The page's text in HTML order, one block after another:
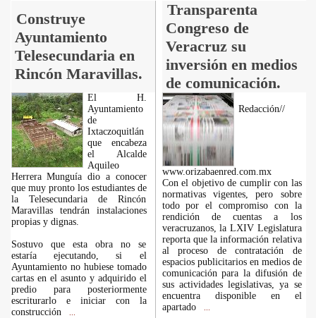
Construye
Ayuntamiento
Telesecundaria en
Rincón Maravillas.
Transparenta
Congreso de
Veracruz su
inversión en medios
de comunicación.
El H.
Ayuntamiento
de
Ixtaczoquitlán
que encabeza
el Alcalde
Aquileo
Herrera Munguía dio a conocer
que muy pronto los estudiantes de
la Telesecundaria de Rincón
Maravillas tendrán instalaciones
propias y dignas.
Sostuvo que esta obra no se
estaría ejecutando, si el
Ayuntamiento no hubiese tomado
cartas en el asunto y adquirido el
predio para posteriormente
escriturarlo e iniciar con la
construcción
Redacción//
www.orizabaenred.com.mx
Con el objetivo de cumplir con las
normativas vigentes, pero sobre
todo por el compromiso con la
rendición de cuentas a los
veracruzanos, la LXIV Legislatura
reporta que la información relativa
al proceso de contratación de
espacios publicitarios en medios de
comunicación para la difusión de
sus actividades legislativas, ya se
encuentra disponible en el
apartado